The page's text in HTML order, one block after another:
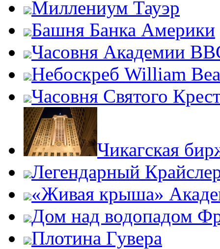
Миллениум Тауэр
Башня Банка Америки
Часовня Академии
Небоскреб William
Часовня Святого
Чикагская
Легендарный
«Живая крыша»
Дом над водопадом
Плотина Гувера